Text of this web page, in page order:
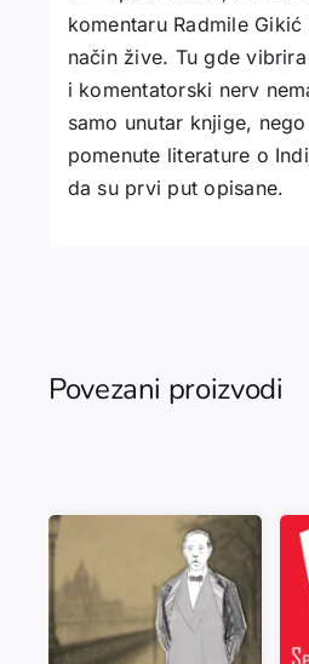
komentaru Radmile
način žive. Tu gde
i komentatorski nerv
samo unutar knjige,
pomenute literature o
da su prvi put opisane.
Povezani proizvodi